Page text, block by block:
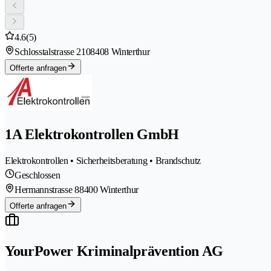
4.6(5)
Schlosstalstrasse 2108408 Winterthur
Offerte anfragen
1A Elektrokontrollen GmbH
Elektrokontrollen • Sicherheitsberatung • Brandschutz
Geschlossen
Hermannstrasse 88400 Winterthur
Offerte anfragen
YourPower Kriminalprävention AG